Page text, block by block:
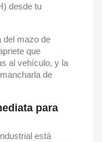
desde tu
del mazo de
que
al vehículo, y la
de
para
está